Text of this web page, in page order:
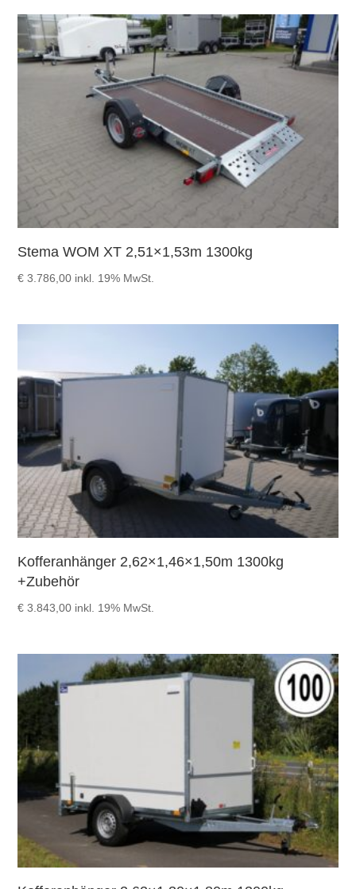
Stema WOM XT 2,51×1,53m 1300kg
€ 3.786,00 inkl. 19% MwSt.
Kofferanhänger 2,62×1,46×1,50m 1300kg
+Zubehör
€ 3.843,00 inkl. 19% MwSt.